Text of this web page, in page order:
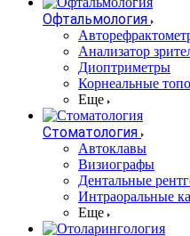
Офтальмология
Анализатор
Диоптриметры
Корнеальные
Еще
Стоматология
Автоклавы
Визиографы
Дентальные
Интраоральные
Еще